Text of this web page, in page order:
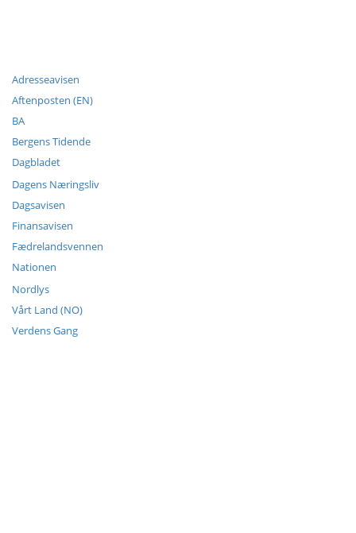
Adresseavisen
Aftenposten (EN)
BA
Bergens Tidende
Dagbladet
Dagens Næringsliv
Dagsavisen
Finansavisen
Fædrelandsvennen
Nationen
Nordlys
Vårt Land (NO)
Verdens Gang